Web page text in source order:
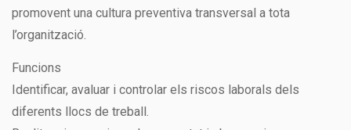
promovent una cultura preventiva transversal a tota
l’organització.
Funcions
Identificar, avaluar i controlar els riscos laborals dels
diferents llocs de treball.